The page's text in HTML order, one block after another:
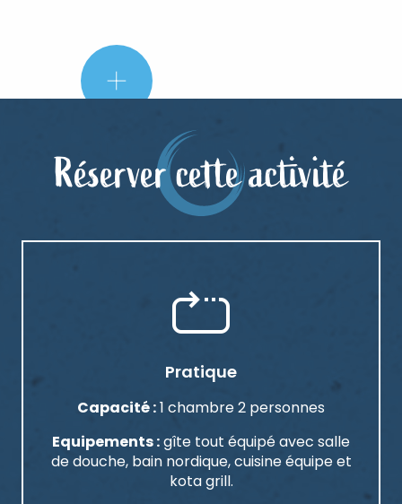
Réserver cette activité
Pratique
Capacité :1 chambre 2 personnes
Equipements :gîte tout équipé avec salle
de douche, bain nordique, cuisine équipe et
kota grill.